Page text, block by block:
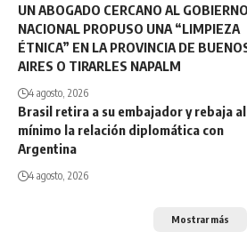
UN ABOGADO CERCANO AL GOBIERNO
NACIONAL PROPUSO UNA “LIMPIEZA
ÉTNICA” EN LA PROVINCIA DE
AIRES O TIRARLES NAPALM
4 agosto, 2026
Brasil retira a su embajador y rebaja al
mínimo la relación diplomática con
Argentina
4 agosto, 2026
Mostrar más